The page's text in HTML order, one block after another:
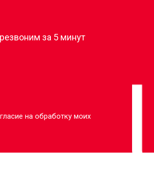
за 5 минут
на обработку моих